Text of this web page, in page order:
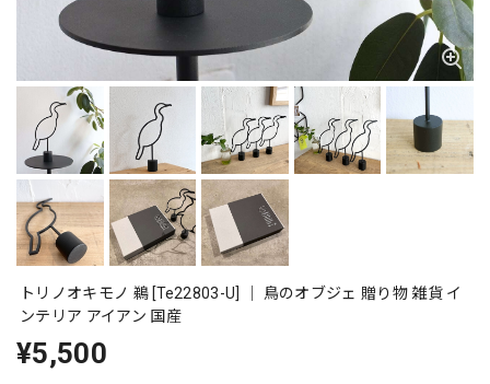
トリノオキモノ 鵜 [Te22803-U] ｜ 鳥のオブジェ 贈り物 雑貨 イ
ンテリア アイアン 国産
¥5,500